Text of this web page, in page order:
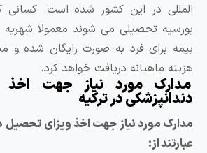
در این کشور شده است. کسانی که
تحصیلی می شوند معمولا شهریه دانشگاه
فرد به صورت رایگان شده و مبلغی
ماهیانه دریافت خواهد کرد.
مورد نیاز جهت اخذ
در ترکیه
مورد نیاز جهت اخذ ویزای تحصیل
از: